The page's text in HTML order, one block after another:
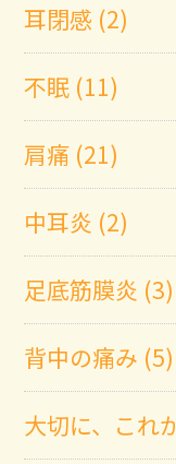
耳閉感 (2)
不眠 (11)
肩痛 (21)
中耳炎 (2)
足底筋膜炎 (3)
背中の痛み (5)
大切に、これ